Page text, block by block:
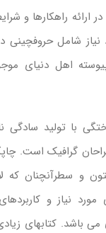
ارائه راهکارها و
نیاز شامل حروفچینی
اهل دنیای
با تولید سادگی
گرافیک است.
و سطرآنچنان که
مورد نیاز و
می باشد. کتابهای